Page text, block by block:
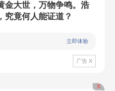
金大世，万物争鸣。浩
究竟何人能证道？
立即体验
广告 X
X